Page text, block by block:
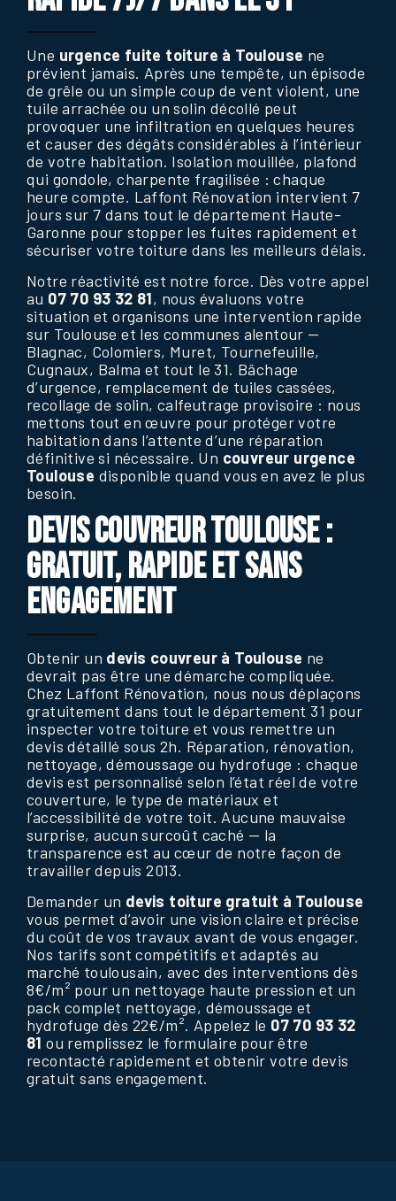
Une urgence fuite toiture à Toulouse ne
prévient jamais. Après une tempête, un épisode
de grêle ou un simple coup de vent violent, une
tuile arrachée ou un solin décollé peut
provoquer une infiltration en quelques heures
et causer des dégâts considérables à l’intérieur
de votre habitation. Isolation mouillée, plafond
qui gondole, charpente fragilisée : chaque
heure compte. Laffont Rénovation intervient 7
jours sur 7 dans tout le département Haute-
Garonne pour stopper les fuites rapidement et
sécuriser votre toiture dans les meilleurs délais.
Notre réactivité est notre force. Dès votre appel
au 07 70 93 32 81, nous évaluons votre
situation et organisons une intervention rapide
sur Toulouse et les communes alentour —
Blagnac, Colomiers, Muret, Tournefeuille,
Cugnaux, Balma et tout le 31. Bâchage
d’urgence, remplacement de tuiles cassées,
recollage de solin, calfeutrage provisoire : nous
mettons tout en œuvre pour protéger votre
habitation dans l’attente d’une réparation
définitive si nécessaire. Un couvreur urgence
Toulouse disponible quand vous en avez le plus
besoin.
DEVIS COUVREUR TOULOUSE :
GRATUIT, RAPIDE ET SANS
ENGAGEMENT
Obtenir un devis couvreur à Toulouse ne
devrait pas être une démarche compliquée.
Chez Laffont Rénovation, nous nous déplaçons
gratuitement dans tout le département 31 pour
inspecter votre toiture et vous remettre un
devis détaillé sous 2h. Réparation, rénovation,
nettoyage, démoussage ou hydrofuge : chaque
devis est personnalisé selon l’état réel de votre
couverture, le type de matériaux et
l’accessibilité de votre toit. Aucune mauvaise
surprise, aucun surcoût caché — la
transparence est au cœur de notre façon de
travailler depuis 2013.
Demander un devis toiture gratuit à Toulouse
vous permet d’avoir une vision claire et précise
du coût de vos travaux avant de vous engager.
Nos tarifs sont compétitifs et adaptés au
marché toulousain, avec des interventions dès
8€/m² pour un nettoyage haute pression et un
pack complet nettoyage, démoussage et
hydrofuge dès 22€/m². Appelez le 07 70 93 32
81 ou remplissez le formulaire pour être
recontacté rapidement et obtenir votre devis
gratuit sans engagement.